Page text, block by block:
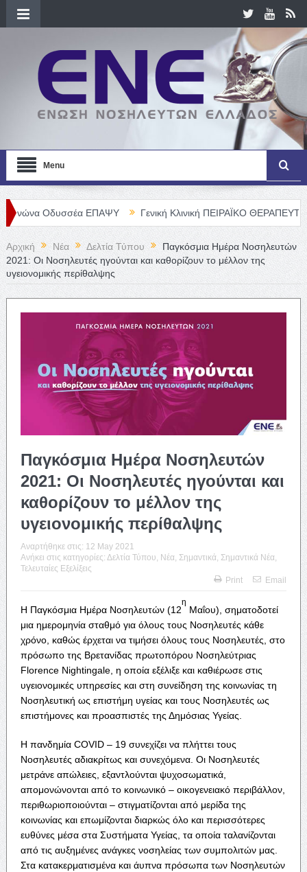
Menu
ΕΠΑΨΥ Γενική Κλινική ΠΕΙΡΑΪΚΟ ΘΕΡΑΠΕΥΤΗΡΙΟ Α. Ε. –
Αρχική Νέα Δελτία Τύπου
Παγκόσμια Ημέρα Νοσηλευτών
2021: Οι Νοσηλευτές ηγούνται και καθορίζουν το μέλλον της
υγειονομικής περίθαλψης
Παγκόσμια Ημέρα Νοσηλευτών
2021: Οι Νοσηλευτές ηγούνται και
καθορίζουν το μέλλον της
υγειονομικής περίθαλψης
Αναρτήθηκε στις: 12 May 2021
Ανήκει στις κατηγορίες: Δελτία Τύπου Νέα Σημαντικά Σημαντικά Νέα
Τελευταίες Εξελίξεις
Print
Email
Η Παγκόσμια Ημέρα Νοσηλευτών (12
η
Μαΐου), σηματοδοτεί
μια ημερομηνία σταθμό για όλους τους Νοσηλευτές κάθε
χρόνο, καθώς έρχεται να τιμήσει όλους τους Νοσηλευτές, στο
πρόσωπο της Βρετανίδας πρωτοπόρου Νοσηλεύτριας
Florence Nightingale, η οποία εξέλιξε και καθιέρωσε στις
υγειονομικές υπηρεσίες και στη συνείδηση της κοινωνίας τη
Νοσηλευτική ως επιστήμη υγείας και τους Νοσηλευτές ως
επιστήμονες και προασπιστές της Δημόσιας Υγείας.
Η πανδημία COVID – 19 συνεχίζει να πλήττει τους
Νοσηλευτές αδιακρίτως και συνεχόμενα. Οι Νοσηλευτές
μετράνε απώλειες, εξαντλούνται ψυχοσωματικά,
απομονώνονται από το κοινωνικό – οικογενειακό περιβάλλον,
περιθωριοποιούνται – στιγματίζονται από μερίδα της
κοινωνίας και επωμίζονται διαρκώς όλο και περισσότερες
ευθύνες μέσα στα Συστήματα Υγείας, τα οποία ταλανίζονται
από τις αυξημένες ανάγκες νοσηλείας των συμπολιτών μας.
Στα κατακερματισμένα και άυπνα πρόσωπα των Νοσηλευτών